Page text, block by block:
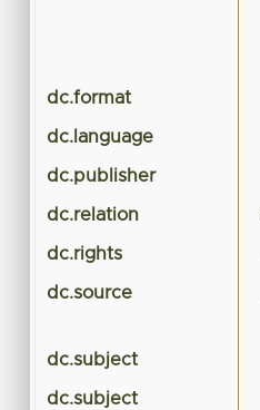
dc.format
dc.language
dc.publisher
dc.relation
dc.rights
dc.source
dc.subject
dc.subject